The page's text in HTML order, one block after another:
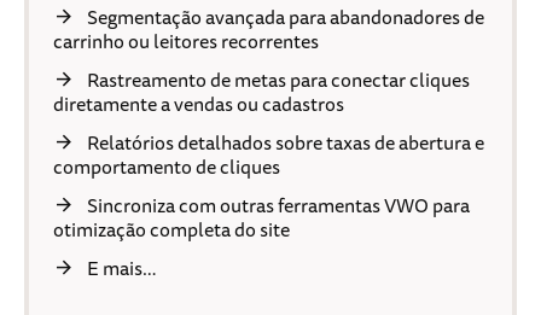
Segmentação avançada para abandonadores de
carrinho ou leitores recorrentes
Rastreamento de metas para conectar cliques
diretamente a vendas ou cadastros
Relatórios detalhados sobre taxas de abertura e
comportamento de cliques
Sincroniza com outras ferramentas VWO para
otimização completa do site
E mais…